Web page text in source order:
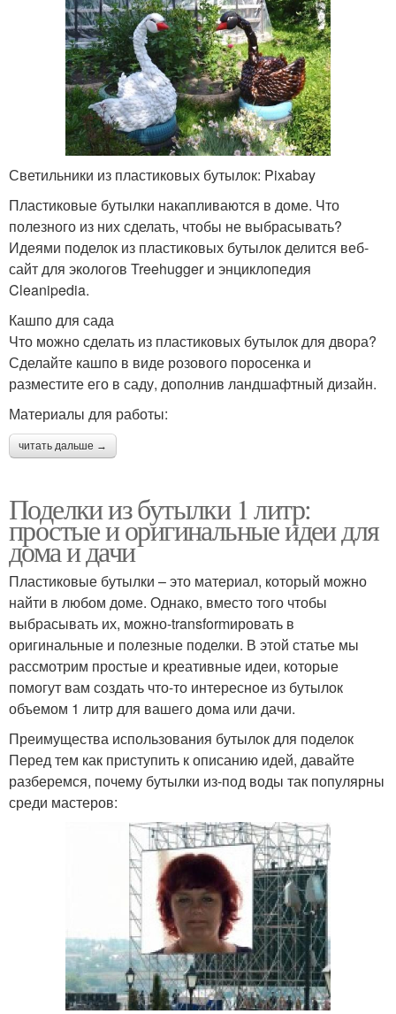
Светильники из пластиковых бутылок: Pixabay
Пластиковые бутылки накапливаются в доме. Что
полезного из них сделать, чтобы не выбрасывать?
Идеями поделок из пластиковых бутылок делится веб-
сайт для экологов Treehugger и энциклопедия
Cleanipedia.
Кашпо для сада
Что можно сделать из пластиковых бутылок для двора?
Сделайте кашпо в виде розового поросенка и
разместите его в саду, дополнив ландшафтный дизайн.
Материалы для работы:
читать дальше →
Поделки из бутылки 1 литр:
простые и оригинальные идеи для
дома и дачи
Пластиковые бутылки – это материал, который можно
найти в любом доме. Однако, вместо того чтобы
выбрасывать их, можно-transformировать в
оригинальные и полезные поделки. В этой статье мы
рассмотрим простые и креативные идеи, которые
помогут вам создать что-то интересное из бутылок
объемом 1 литр для вашего дома или дачи.
Преимущества использования бутылок для поделок
Перед тем как приступить к описанию идей, давайте
разберемся, почему бутылки из-под воды так популярны
среди мастеров: